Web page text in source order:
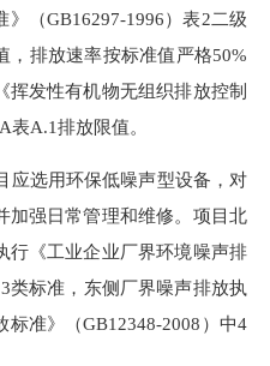
（GB16297-1996）表2二级
，排放速率按标准值严格50%
挥发性有机物无组织排放控制
A表A.1排放限值。
应选用环保低噪声型设备，对
加强日常管理和维修。项目北
行《工业企业厂界环境噪声排
类标准，东侧厂界噪声排放执
准》 （GB12348-2008 ） 中4